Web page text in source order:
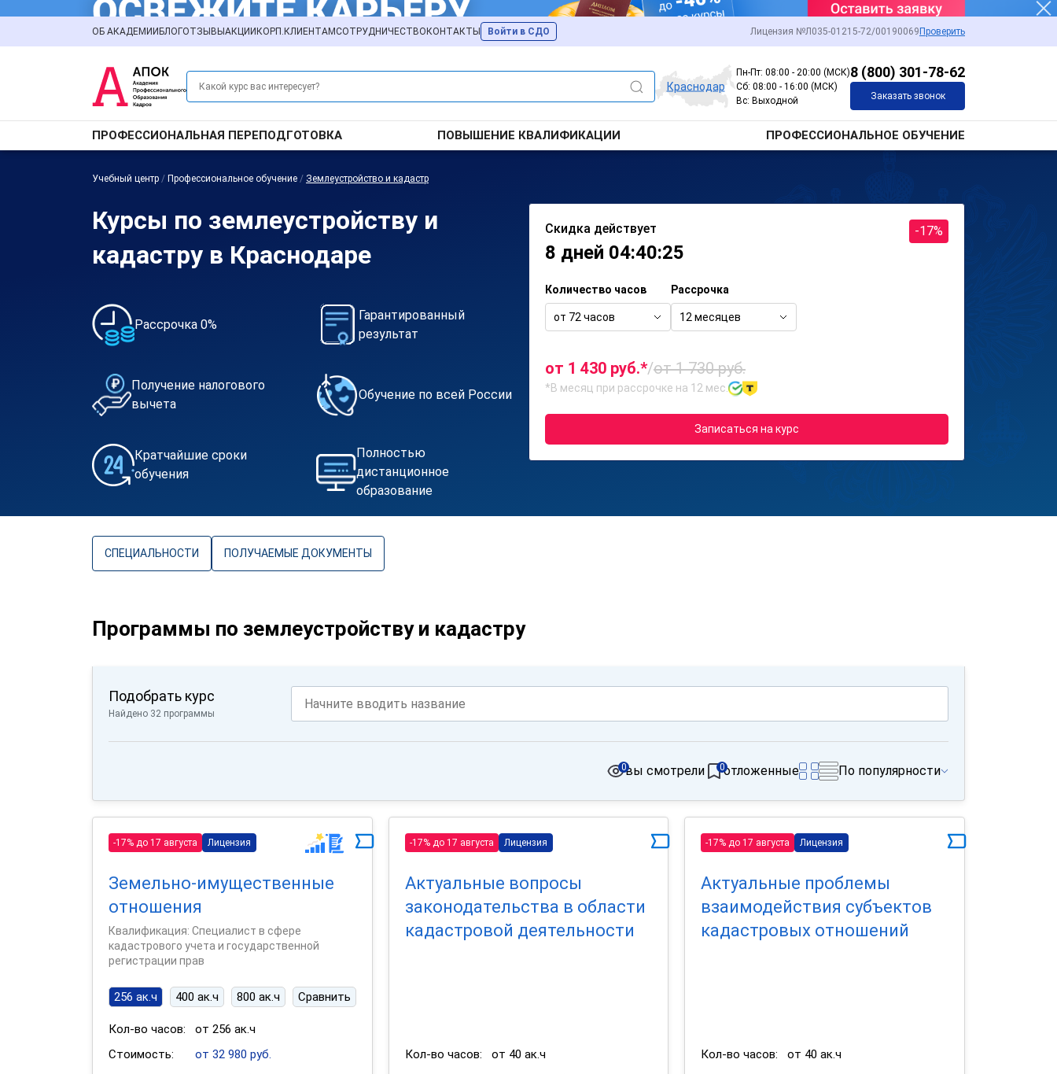
ОБ АКАДЕМИИ БЛОГОТЗЫВЫ АКЦИИ КОРП.КЛИЕНТАМСОТРУДНИЧЕСТВО КОНТАКТЫ Войти в СДО Лицензия №Л035-01215-72/00190069 Проверить
Краснодар
Пн-Пт: 08:00 - 20:00 (МСК)
Сб: 08:00 - 16:00 (МСК)
Вс: Выходной
8 (800) 301-78-62
Заказать звонок
ПРОФЕССИОНАЛЬНАЯ ПЕРЕПОДГОТОВКА ПОВЫШЕНИЕ КВАЛИФИКАЦИИ ПРОФЕССИОНАЛЬНОЕ ОБУЧЕНИЕ
Учебный центр / Профессиональное обучение / Землеустройство и кадастр
Курсы по землеустройству и
кадастру в Краснодаре
Рассрочка 0%
Гарантированный
результат
Получение налогового
вычета
Обучение по всей России
Кратчайшие сроки
обучения
Полностью
дистанционное
образование
Скидка действует
8 дней 04:40:25
-17%
Количество часов
от 72 часов
Рассрочка
12 месяцев
от 1 430 руб.*/от 1 730 руб.
*В месяц при рассрочке на 12 мес.
Записаться на курс
СПЕЦИАЛЬНОСТИ ПОЛУЧАЕМЫЕ ДОКУМЕНТЫ
Программы по землеустройству и кадастру
Подобрать курс
Найдено 32 программы
вы смотрели
0 отложенные
0 По популярности
-17% до 17 августа Лицензия
Земельно-имущественные
отношения
Квалификация: Специалист в сфере
кадастрового учета и государственной
регистрации прав
256 ак.ч 400 ак.ч 800 ак.ч Сравнить
Кол-во часов:
от 256 ак.ч
Стоимость:
от 32 980 руб.
-17% до 17 августа Лицензия
Актуальные вопросы
законодательства в области
кадастровой деятельности
Кол-во часов:
от 40 ак.ч
-17% до 17 августа Лицензия
Актуальные проблемы
взаимодействия субъектов
кадастровых отношений
Кол-во часов:
от 40 ак.ч